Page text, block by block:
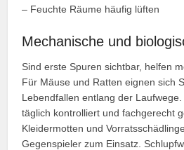
– Feuchte Räume häufig lüften
Mechanische und
Sind erste Spuren sichtbar, helfen
Für Mäuse und Ratten eignen sich
Lebendfallen entlang der
täglich kontrolliert und fachgerecht
Kleidermotten und
Gegenspieler zum Einsatz.